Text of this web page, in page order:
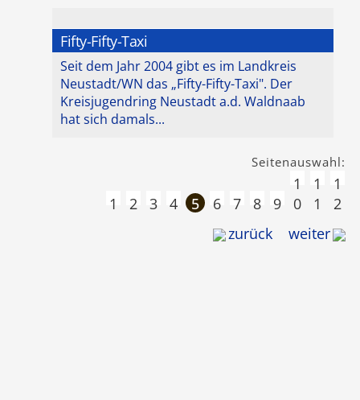
Fifty-Fifty-Taxi
Seit dem Jahr 2004 gibt es im Landkreis
Neustadt/WN das „Fifty-Fifty-Taxi". Der
Kreisjugendring Neustadt a.d. Waldnaab
hat sich damals...
Seitenauswahl:
1 2 3 4 5 6 7 8 9
1
0
1
1
1
2
zurück
weiter